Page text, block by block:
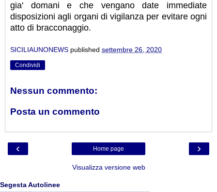
gia' domani e che vengano date immediate
disposizioni agli organi di vigilanza per evitare ogni
atto di bracconaggio.
SICILIAUNONEWS published settembre 26, 2020
Condividi
Nessun commento:
Posta un commento
‹ ›
Home page
Visualizza versione web
Segesta Autolinee